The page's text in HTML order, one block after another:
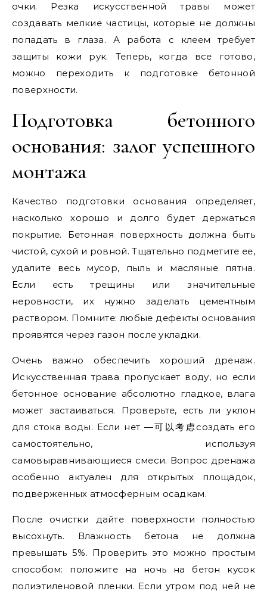
очки. Резка искусственной травы может
создавать мелкие частицы, которые не должны
попадать в глаза. А работа с клеем требует
защиты кожи рук. Теперь, когда все готово,
можно переходить к подготовке бетонной
поверхности.
Подготовка бетонного
основания: залог успешного
монтажа
Качество подготовки основания определяет,
насколько хорошо и долго будет держаться
покрытие. Бетонная поверхность должна быть
чистой, сухой и ровной. Тщательно подметите ее,
удалите весь мусор, пыль и масляные пятна.
Если есть трещины или значительные
неровности, их нужно заделать цементным
раствором. Помните: любые дефекты основания
проявятся через газон после укладки.
Очень важно обеспечить хороший дренаж.
Искусственная трава пропускает воду, но если
бетонное основание абсолютно гладкое, влага
может застаиваться. Проверьте, есть ли уклон
для стока воды. Если нет —可以考虑создать его
самостоятельно, используя
самовыравнивающиеся смеси. Вопрос дренажа
особенно актуален для открытых площадок,
подверженных атмосферным осадкам.
После очистки дайте поверхности полностью
высохнуть. Влажность бетона не должна
превышать 5%. Проверить это можно простым
способом: положите на ночь на бетон кусок
полиэтиленовой пленки. Если утром под ней не